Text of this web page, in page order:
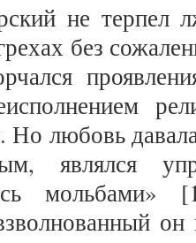
не терпел
без
Но любовь
являлся
мольбами»